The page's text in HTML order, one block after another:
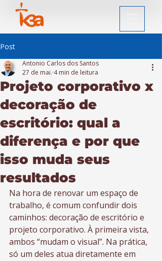
Post
Projeto corporativo x
decoração de
escritório: qual a
diferença e por que
isso muda seus
resultados
Antonio Carlos dos Santos
27 de mai. 4 min de leitura
Na hora de renovar um espaço de
trabalho, é comum confundir dois
caminhos: decoração de escritório e
projeto corporativo. À primeira vista,
ambos “mudam o visual”. Na prática,
só um deles atua diretamente em